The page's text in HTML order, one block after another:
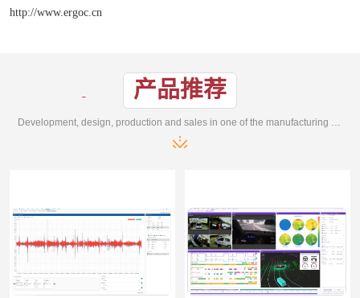
http://www.ergoc.cn
产品推荐